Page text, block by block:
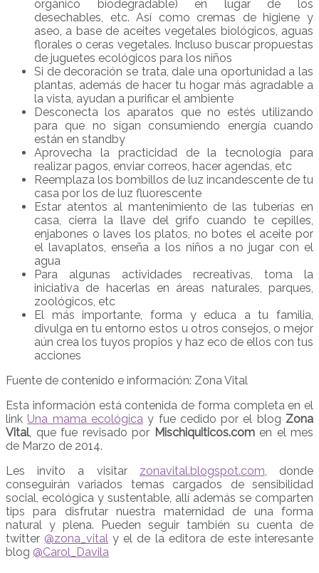
orgánico biodegradable) en lugar de los
desechables, etc. Así como cremas de higiene y
aseo, a base de aceites vegetales biológicos, aguas
florales o ceras vegetales. Incluso buscar propuestas
de juguetes ecológicos para los niños
Si de decoración se trata, dale una oportunidad a las
plantas, además de hacer tu hogar más agradable a
la vista, ayudan a purificar el ambiente
Desconecta los aparatos que no estés utilizando
para que no sigan consumiendo energía cuando
están en standby
Aprovecha la practicidad de la tecnología para
realizar pagos, enviar correos, hacer agendas, etc
Reemplaza los bombillos de luz incandescente de tu
casa por los de luz fluorescente
Estar atentos al mantenimiento de las tuberías en
casa, cierra la llave del grifo cuando te cepilles,
enjabones o laves los platos, no botes el aceite por
el lavaplatos, enseña a los niños a no jugar con el
agua
Para algunas actividades recreativas, toma la
iniciativa de hacerlas en áreas naturales, parques,
zoológicos, etc
El más importante, forma y educa a tu familia,
divulga en tu entorno estos u otros consejos, o mejor
aún crea los tuyos propios y haz eco de ellos con tus
acciones
Fuente de contenido e información: Zona Vital
Esta información está contenida de forma completa en el
link Una mama ecológicay fue cedido por el blog Zona
Vital, que fue revisado por Mischiquiticos.comen el mes
de Marzo de 2014.
Les invito a visitar zonavital.blogspot.com, donde
conseguirán variados temas cargados de sensibilidad
social, ecológica y sustentable, allí además se comparten
tips para disfrutar nuestra maternidad de una forma
natural y plena. Pueden seguir también su cuenta de
twitter @zona_vital y el de la editora de este interesante
blog @Carol_Davila